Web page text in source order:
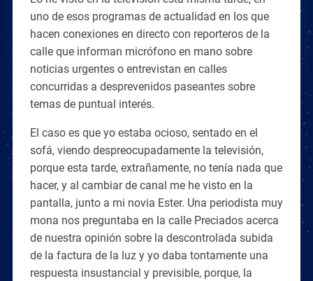
uno de esos programas de actualidad en los que
hacen conexiones en directo con reporteros de la
calle que informan micrófono en mano sobre
noticias urgentes o entrevistan en calles
concurridas a desprevenidos paseantes sobre
temas de puntual interés.
El caso es que yo estaba ocioso, sentado en el
sofá, viendo despreocupadamente la televisión,
porque esta tarde, extrañamente, no tenía nada que
hacer, y al cambiar de canal me he visto en la
pantalla, junto a mi novia Ester. Una periodista muy
mona nos preguntaba en la calle Preciados acerca
de nuestra opinión sobre la descontrolada subida
de la factura de la luz y yo daba tontamente una
respuesta insustancial y previsible, porque, la